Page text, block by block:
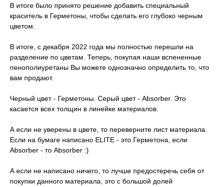
В итоге было принято решение добавить специальный
краситель в Герметоны, чтобы сделать его глубоко черным
цветом.
В итоге, с декабря 2022 года мы полностью перешли на
разделение по цветам. Теперь, покупая наши вспененные
пенополиуретаны Вы можете однозначно определить то, что
вам продают.
Черный цвет - Герметоны. Серый цвет - Absorber. Это
касается всех толщин в линейке материалов.
А если не уверены в цвете, то переверните лист материала.
Если на бумаге написано ELITE - это Герметона, если
Absorber - то Absorber :)
А если не написано ничего, то лучше предостеречь себя от
покупки данного материала, это с большой долей